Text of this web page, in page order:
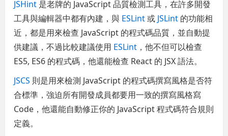
JSHint 是老牌的 JavaScript 品質檢測工具，在許多開發
工具與編輯器中都有內建，與 ESLint或 JSLint 的功能相
近，都是用來檢查 JavaScript 的程式碼品質，並自動提
供建議，不過比較建議使用 ESLint ，他不但可以檢查
ES5, ES6 的程式碼，他還能檢查 React 的 JSX 語法。
JSCS 則是用來檢測 JavaScript 的程式碼撰寫風格是否符
合標準，強迫所有開發成員都要用一致的撰寫風格寫
Code，他還能自動修正你的 JavaScript 程式碼符合規則
定義。